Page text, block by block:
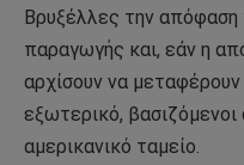
Βρυξέλλες την απόφαση
παραγωγής και, εάν η
αρχίσουν να
εξωτερικό,
αμερικανικό ταμείο.